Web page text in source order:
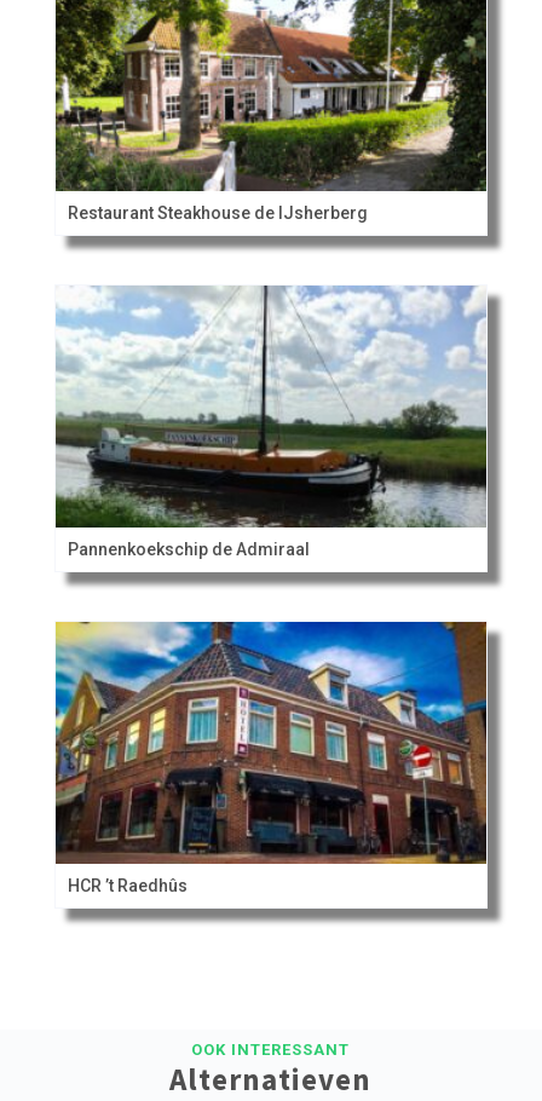
Restaurant Steakhouse de IJsherberg
Pannenkoekschip de Admiraal
HCR ’t Raedhûs
OOK INTERESSANT
Alternatieven